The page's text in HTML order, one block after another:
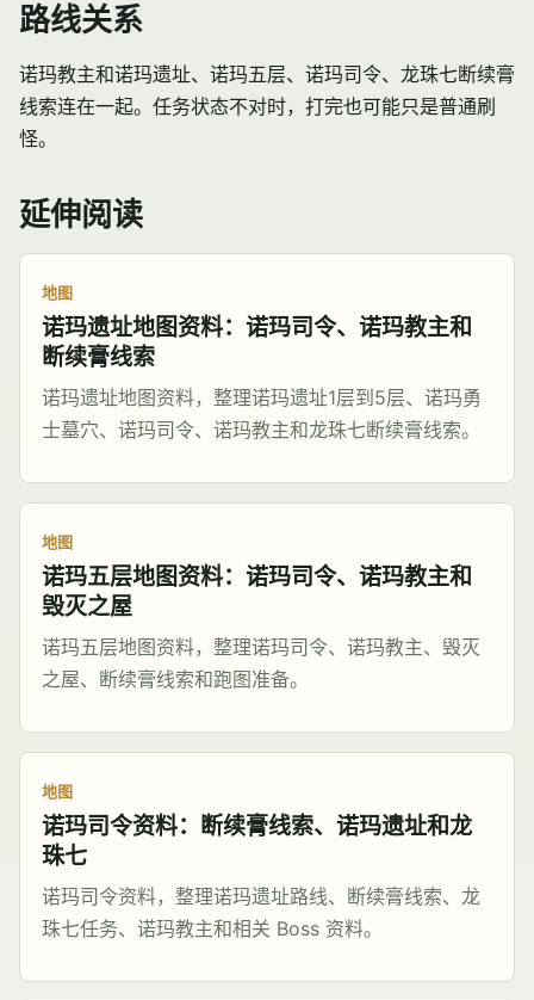
路线关系
诺玛教主和诺玛遗址、 诺玛五层、 诺玛司令、龙珠七断续膏
线索连在一起。任务状态不对时，打完也可能只是普通刷
怪。
延伸阅读
地图
诺玛遗址地图资料：诺玛司令、诺玛教主和
断续膏线索
诺玛遗址地图资料，整理诺玛遗址1层到5层、诺玛勇
士墓穴、诺玛司令、诺玛教主和龙珠七断续膏线索。
地图
诺玛五层地图资料：诺玛司令、诺玛教主和
毁灭之屋
诺玛五层地图资料，整理诺玛司令、诺玛教主、毁灭
之屋、断续膏线索和跑图准备。
地图
诺玛司令资料：断续膏线索、诺玛遗址和龙
珠七
诺玛司令资料，整理诺玛遗址路线、断续膏线索、龙
珠七任务、诺玛教主和相关 Boss 资料。